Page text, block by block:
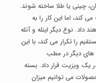
چینی یا طلا ساخته شوند.
کند، اما این کار را به
داد. نوع دیگر اینله و آنله
را تکرار می کند، با این
های دیگر در مطب
یک ویزیت قرار داد. بسته
می توانیم میزان